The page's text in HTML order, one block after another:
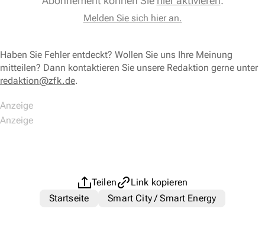
Melden Sie sich hier an.
Haben Sie Fehler entdeckt? Wollen Sie uns Ihre Meinung
mitteilen? Dann kontaktieren Sie unsere Redaktion gerne unter
redaktion@zfk.de.
Teilen
Link kopieren
Startseite
Smart City / Smart Energy